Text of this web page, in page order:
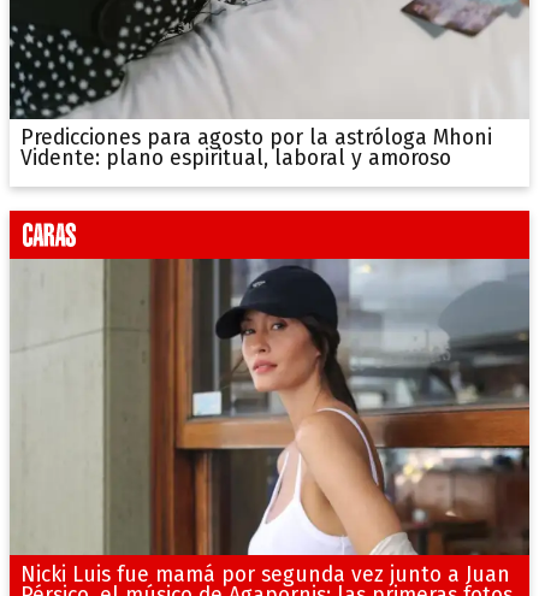
Predicciones para agosto por la astróloga Mhoni
Vidente: plano espiritual, laboral y amoroso
Nicki Luis fue mamá por segunda vez junto a Juan